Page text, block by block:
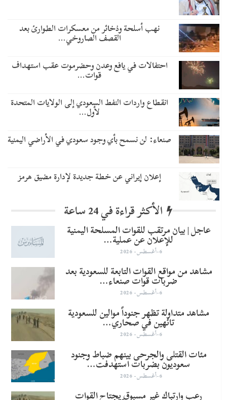
نهب أسلحة وذخائر من معسكرات الطوارئ بعد
القصف الصاروخي…
احتفالات في يافع وعدن وحضرموت عقب استهداف
قوات…
انقطاع واردات النفط السعودي إلى الولايات المتحدة
لأول…
صنعاء: لن نسمح بأي وجود سعودي في الأراضي اليمنية
إعلان إيراني عن خطة جديدة لإدارة مضيق هرمز
الأكثر قراءة في 24 ساعة
عاجل | بيان مرتقب للقوات المسلحة اليمنية
للإعلان عن عملية…
6-أغسطس- 2026
مشاهد من مواقع القوات التابعة للسعودية بعد
ضربات قوات صنعاء…
6-أغسطس- 2026
مشاهد متداولة تظهر جنوداً موالين للسعودية
تائهين في صحاري…
6-أغسطس- 2026
مئات القتلى والجرحى بينهم ضباط وجنود
سعوديون بضربات استهدفت…
6-أغسطس- 2026
رعب وارتباك غير مسبوق يجتاح القوات